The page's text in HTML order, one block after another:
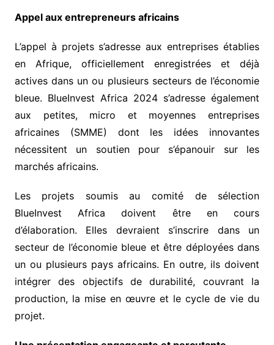
Appel aux entrepreneurs africains
L’appel à projets s’adresse aux entreprises établies
en Afrique, officiellement enregistrées et déjà
actives dans un ou plusieurs secteurs de l’économie
bleue. BlueInvest Africa 2024 s’adresse également
aux petites, micro et moyennes entreprises
africaines (SMME) dont les idées innovantes
nécessitent un soutien pour s’épanouir sur les
marchés africains.
Les projets soumis au comité de sélection
BlueInvest Africa doivent être en cours
d’élaboration. Elles devraient s’inscrire dans un
secteur de l’économie bleue et être déployées dans
un ou plusieurs pays africains. En outre, ils doivent
intégrer des objectifs de durabilité, couvrant la
production, la mise en œuvre et le cycle de vie du
projet.